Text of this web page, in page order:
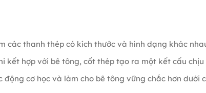
các thanh thép có kích thước và hình dạng khác
kết hợp với bê tông, cốt thép tạo ra một kết cấu
động cơ học và làm cho bê tông vững chắc hơn dưới